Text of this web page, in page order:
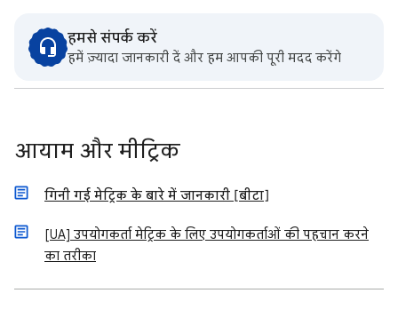
हमसे संपर्क करें
हमें ज़्यादा जानकारी दें और हम आपकी पूरी मदद करेंगे
आयाम और मीट्रिक
गिनी गई मेट्रिक के बारे में जानकारी [बीटा]
[UA] उपयोगकर्ता मेट्रिक के लिए उपयोगकर्ताओं की पहचान करने
का तरीका